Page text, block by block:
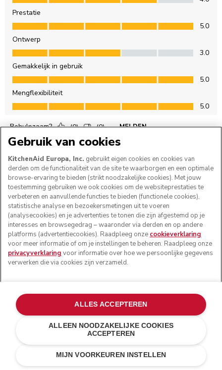
Kosten besparen€ 42,25
Gebruik van cookies
KitchenAid Europa, Inc. gebruikt eigen cookies en cookies van
derden om de functionaliteit van de site te waarborgen en een optimale
browse-ervaring te bieden (strikt noodzakelijke cookies). Met jouw
toestemming gebruiken we ook cookies om de websiteprestaties te
verbeteren en aanvullende functies te bieden (functionele cookies),
statistische analyse en bezoekersmetingen uit te voeren
(analysecookies) en je advertenties te tonen die zijn afgestemd op je
interesses en browsegedrag – waaronder via derden en op andere
platforms (advertentiecookies). Raadpleeg onze cookieverklaring
voor meer informatie of om je instellingen te beheren. Raadpleeg onze
privacyverklaring voor informatie over hoe we persoonlijke gegevens
verwerken die via cookies zijn verzameld.
MIJN VOORKEUREN INSTELLEN
ALLEEN NOODZAKELIJKE COOKIES
ACCEPTEREN
ALLES ACCEPTEREN